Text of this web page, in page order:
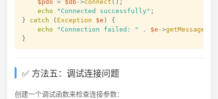
$pdo = $db ->connect ( ) ;
echo
"Connected successfully" ;
}
catch ( Exception $e )
{
echo
"Connection failed: " . $e ->getMessage
}
✅ 方法五：调试连接问题
创建一个调试函数来检查连接参数：